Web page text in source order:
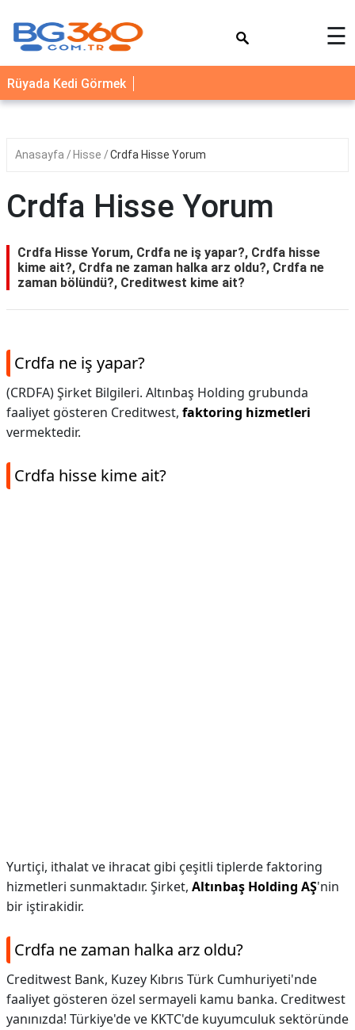
YEMEK
TARİFLERİ
SAĞLIK
☰
Rüyada Kedi Görmek
Anasayfa Hisse Crdfa Hisse Yorum
Crdfa Hisse Yorum
Crdfa Hisse Yorum, Crdfa ne iş yapar?, Crdfa hisse
kime ait?, Crdfa ne zaman halka arz oldu?, Crdfa ne
zaman bölündü?, Creditwest kime ait?
Crdfa ne iş yapar?
(CRDFA) Şirket Bilgileri. Altınbaş Holding grubunda
faaliyet gösteren Creditwest, faktoring hizmetleri
vermektedir.
Crdfa hisse kime ait?
Yurtiçi, ithalat ve ihracat gibi çeşitli tiplerde faktoring
hizmetleri sunmaktadır. Şirket, Altınbaş Holding AŞ'nin
bir iştirakidir.
Crdfa ne zaman halka arz oldu?
Creditwest Bank, Kuzey Kıbrıs Türk Cumhuriyeti'nde
faaliyet gösteren özel sermayeli kamu banka. Creditwest
yanınızda! Türkiye'de ve KKTC'de kuyumculuk sektöründe